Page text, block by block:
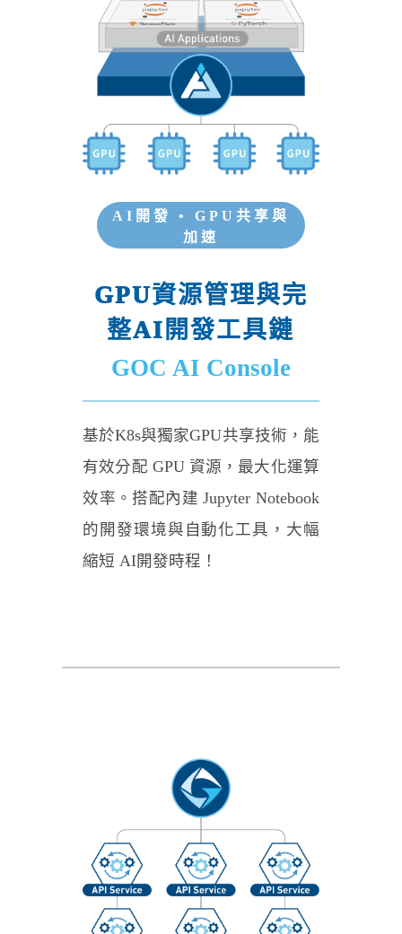
AI開發 • GPU共享與
加速
GPU資源管理與完
整AI開發工具鏈
GOC AI Console
基於K8s與獨家GPU共享技術，能
有效分配 GPU 資源，最大化運算
效率。搭配內建 Jupyter Notebook
的開發環境與自動化工具，大幅
縮短 AI開發時程！